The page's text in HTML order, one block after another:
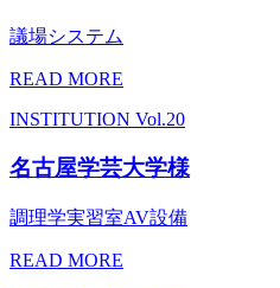
議場システム
READ MORE
INSTITUTION Vol.20
名古屋学芸大学様
調理学実習室AV設備
READ MORE